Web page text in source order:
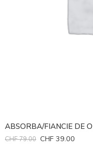
ABSORBA/FIANCIE DE
CHF79.00 CHF 39.00